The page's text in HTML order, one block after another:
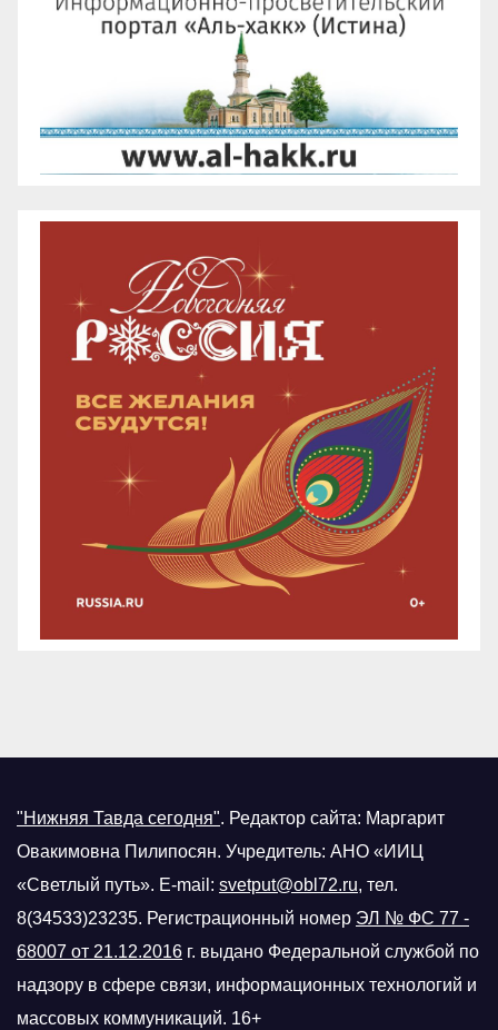
"Нижняя Тавда сегодня". Редактор сайта: Маргарит
Овакимовна Пилипосян. Учредитель: АНО «ИИЦ
«Светлый путь». E-mail: svetput@obl72.ru, тел.
8(34533)23235. Регистрационный номер ЭЛ № ФС 77 -
68007 от 21.12.2016 г. выдано Федеральной службой по
надзору в сфере связи, информационных технологий и
массовых коммуникаций. 16+